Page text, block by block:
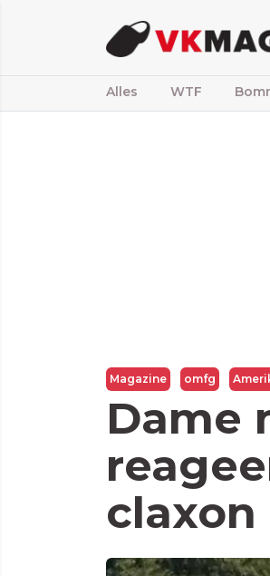
Alles WTF
Magazine omfg
Dame
claxon